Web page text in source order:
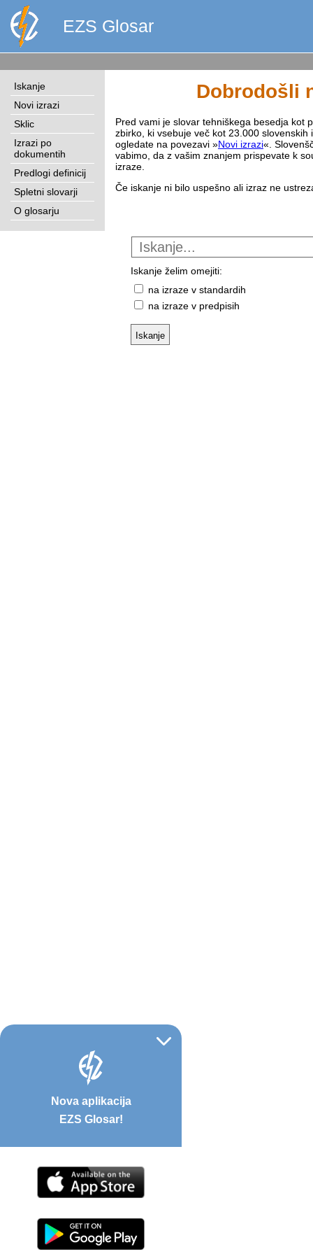
EZS Glosar
Iskanje
Novi izrazi
Sklic
Izrazi po
dokumentih
Predlogi definicij
Spletni slovarji
O glosarju
Dobrodošli
Pred vami je slovar tehniškega besedja kot
zbirko, ki vsebuje več kot 23.000
ogledate na povezavi »Novi izrazi«.
vabimo, da z vašim znanjem prispevate k
izraze.
Če iskanje ni bilo uspešno ali izraz ne
Iskanje želim omejiti:
na izraze v standardih
na izraze v predpisih
Nova aplikacija
EZS Glosar!